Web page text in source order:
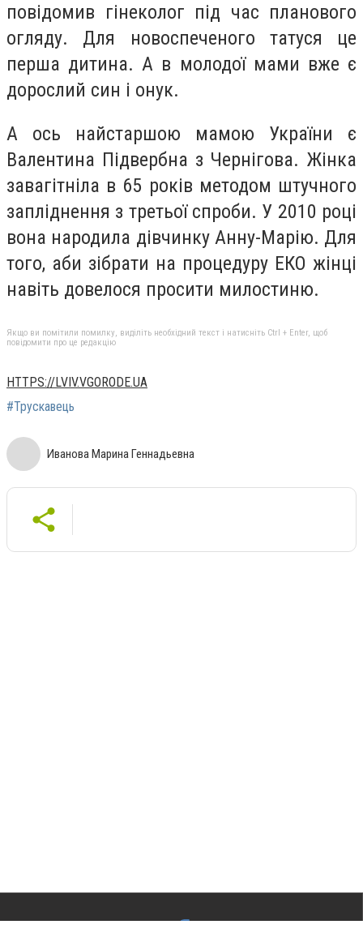
повідомив гінеколог під час планового
огляду. Для новоспеченого татуся це
перша дитина. А в молодої мами вже є
дорослий син і онук.
А ось найстаршою мамою України є
Валентина Підвербна з Чернігова. Жінка
завагітніла в 65 років методом штучного
запліднення з третьої спроби. У 2010 році
вона народила дівчинку Анну-Марію. Для
того, аби зібрати на процедуру ЕКО жінці
навіть довелося просити милостиню.
Якщо ви помітили помилку, виділіть необхідний текст і натисніть Ctrl + Enter, щоб
повідомити про це редакцію
HTTPS://LVIV.VGORODE.UA
#Трускавець
Иванова Марина Геннадьевна